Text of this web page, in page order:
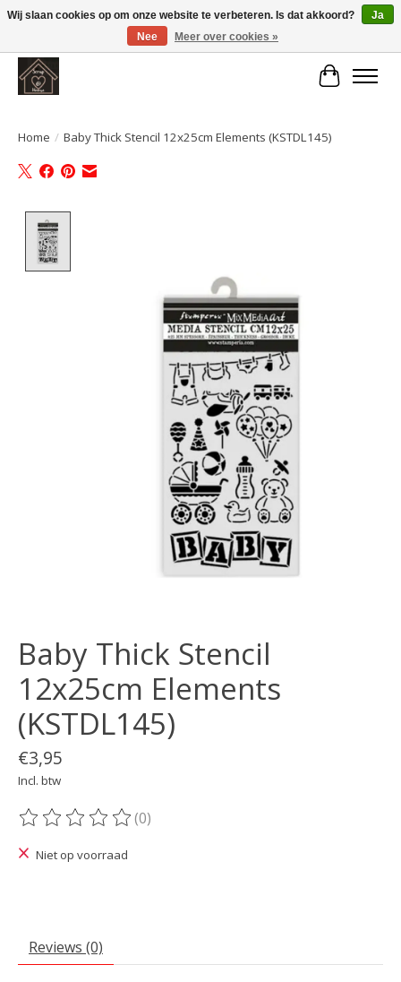
Large selection of products and fast shipping!
Home / Baby Thick Stencil 12x25cm Elements (KSTDL145)
Baby Thick Stencil
12x25cm Elements
(KSTDL145)
€3,95
Incl. btw
De beoordeling van dit product is
(0)
Niet op voorraad
Reviews (0)
Wij slaan cookies op om onze website te verbeteren. Is dat akkoord?
Ja
Nee
Meer over cookies »